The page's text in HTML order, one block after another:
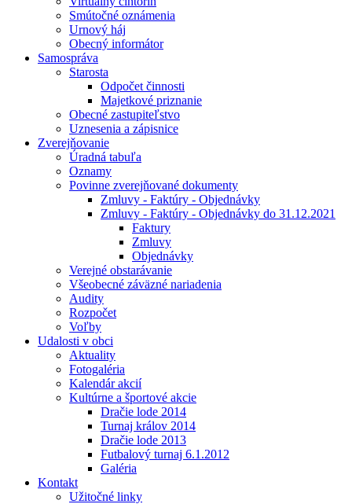
Smútočné oznámenia
Urnový háj
Obecný informátor
Samospráva
Starosta
Odpočet činnosti
Majetkové priznanie
Obecné zastupiteľstvo
Uznesenia a zápisnice
Zverejňovanie
Úradná tabuľa
Oznamy
Povinne zverejňované dokumenty
Zmluvy - Faktúry - Objednávky
Zmluvy - Faktúry - Objednávky do 31.12.2021
Faktury
Zmluvy
Objednávky
Verejné obstarávanie
Všeobecné záväzné nariadenia
Audity
Rozpočet
Voľby
Udalosti v obci
Aktuality
Fotogaléria
Kalendár akcií
Kultúrne a športové akcie
Dračie lode 2014
Turnaj králov 2014
Dračie lode 2013
Futbalový turnaj 6.1.2012
Galéria
Kontakt
Užitočné linky